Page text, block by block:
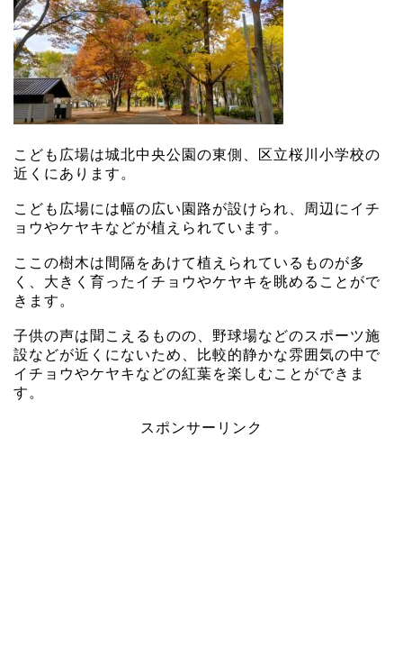
こども広場は城北中央公園の東側、区立桜川小学校の
近くにあります。
こども広場には幅の広い園路が設けられ、周辺にイチ
ョウやケヤキなどが植えられています。
ここの樹木は間隔をあけて植えられているものが多
く、大きく育ったイチョウやケヤキを眺めることがで
きます。
子供の声は聞こえるものの、野球場などのスポーツ施
設などが近くにないため、比較的静かな雰囲気の中で
イチョウやケヤキなどの紅葉を楽しむことができま
す。
スポンサーリンク